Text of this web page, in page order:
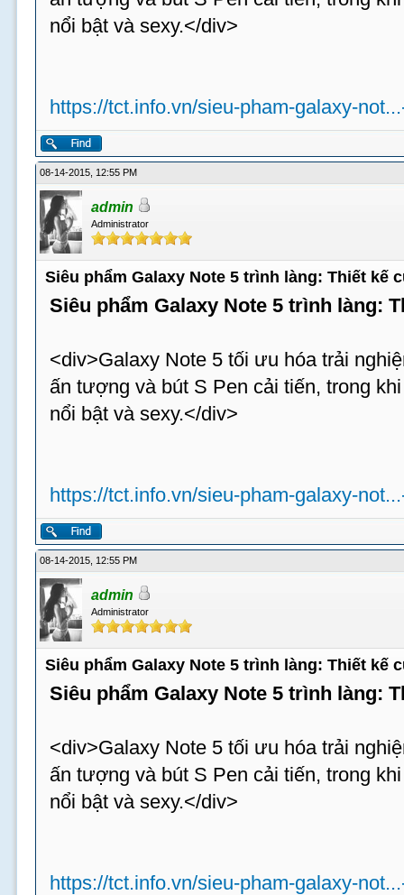
nổi bật và sexy.</div>
https://tct.info.vn/sieu-pham-galaxy-
08-14-2015, 12:55 PM
admin
Administrator
Siêu phẩm Galaxy Note 5 trình làng: Thiết kế
Siêu phẩm Galaxy Note 5 trình làng:
<div>Galaxy Note 5 tối ưu hóa trải
ấn tượng và bút S Pen cải tiến, trong
nổi bật và sexy.</div>
https://tct.info.vn/sieu-pham-galaxy-
08-14-2015, 12:55 PM
admin
Administrator
Siêu phẩm Galaxy Note 5 trình làng: Thiết kế
Siêu phẩm Galaxy Note 5 trình làng:
<div>Galaxy Note 5 tối ưu hóa trải
ấn tượng và bút S Pen cải tiến, trong
nổi bật và sexy.</div>
https://tct.info.vn/sieu-pham-galaxy-